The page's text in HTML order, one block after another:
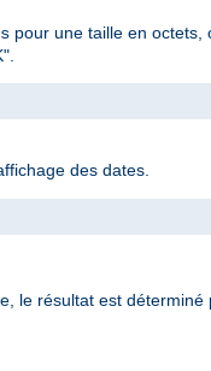
pour une taille en octets,
des dates.
le résultat est